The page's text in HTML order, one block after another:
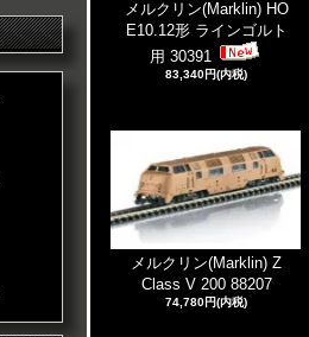
メルクリン(Marklin) HO
E10.12形 ラインゴルト
用 30391
83,340円(内税)
メルクリン(Marklin) Z
Class V 200 88207
74,780円(内税)